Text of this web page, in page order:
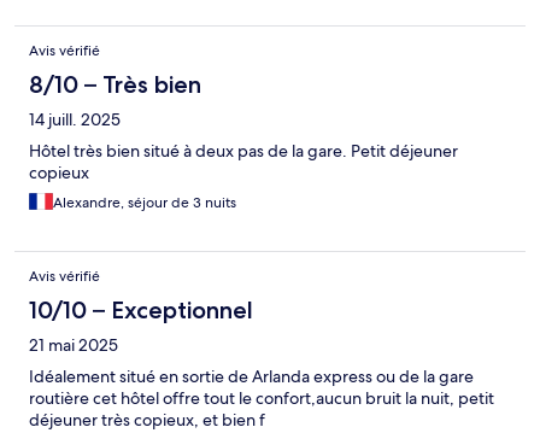
Avis vérifié
8/10 – Très bien
14 juill. 2025
Hôtel très bien situé à deux pas de la gare. Petit déjeuner
copieux
Alexandre, séjour de 3 nuits
Avis vérifié
10/10 – Exceptionnel
21 mai 2025
Idéalement situé en sortie de Arlanda express ou de la gare
routière cet hôtel offre tout le confort,aucun bruit la nuit, petit
déjeuner très copieux, et bien f